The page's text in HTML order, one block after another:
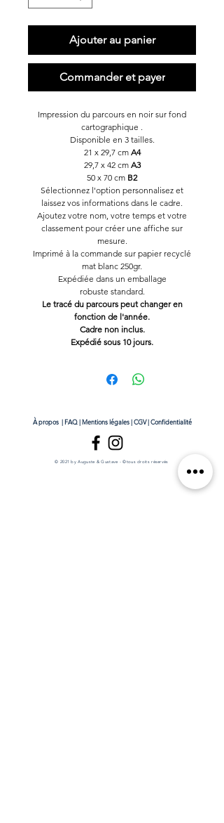
Ajouter au panier
Commander et payer
Impression du parcours en noir sur fond
cartographique .
Disponible en 3 tailles.
21 x 29,7 cm A4
29,7 x 42 cm A3
50 x 70 cm B2
Sélectionnez l'option personnalisez et
laissez vos informations dans le cadre.
Ajoutez votre nom, votre temps et votre
classement pour créer une affiche sur
mesure.
Imprimé à la commande sur papier recyclé
mat blanc 250gr.
Expédiée dans un emballage
robuste standard.
Le tracé du parcours peut changer en
fonction de l'année.
Cadre non inclus.
Expédié sous 10 jours.
À propos| FAQ|Mentions légales|CGV|Confidentialité
© 2021 by Auguste & Gustave - ©tous droits réservés